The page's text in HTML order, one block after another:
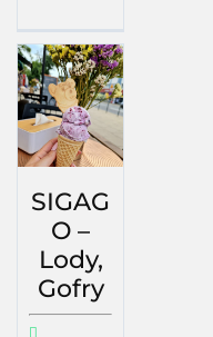
SIGAG
O –
Lody,
Gofry